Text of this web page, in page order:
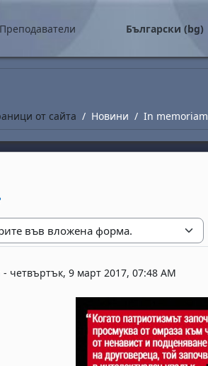
Преподаватели Български ‎(bg)‎
от сайта Новини In memoriam
- четвъртък, 9 март 2017, 07:48 AM
0